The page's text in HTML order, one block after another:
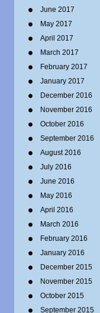
June 2017
May 2017
April 2017
March 2017
February 2017
January 2017
December 2016
November 2016
October 2016
September 2016
August 2016
July 2016
June 2016
May 2016
April 2016
March 2016
February 2016
January 2016
December 2015
November 2015
October 2015
September 2015